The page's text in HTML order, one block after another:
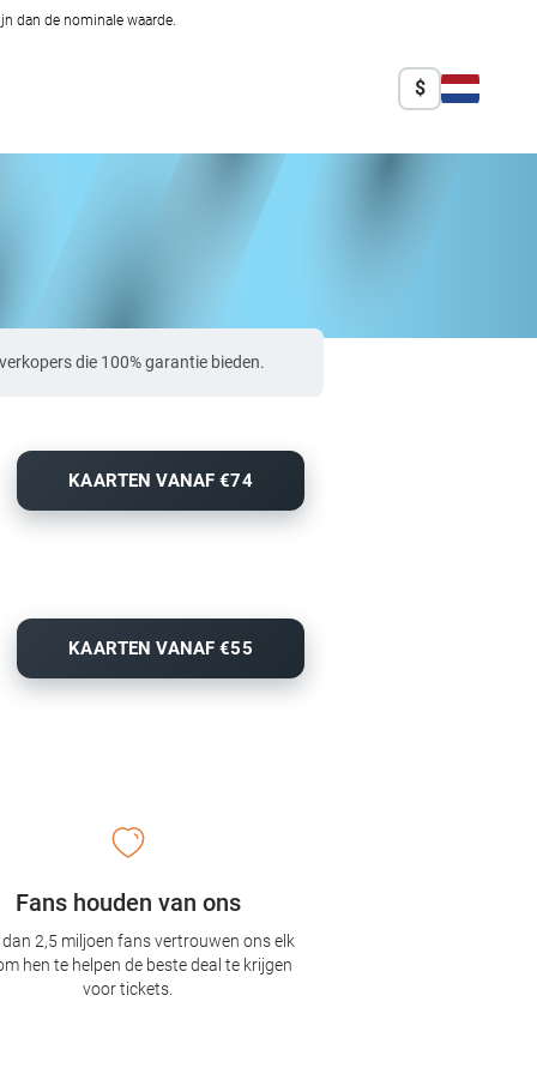
dan de nominale waarde.
$
die 100% garantie bieden.
KAARTEN VANAF €74
KAARTEN VANAF €55
Fans houden van ons
2,5 miljoen fans vertrouwen ons elk
hen te helpen de beste deal te krijgen
voor tickets.